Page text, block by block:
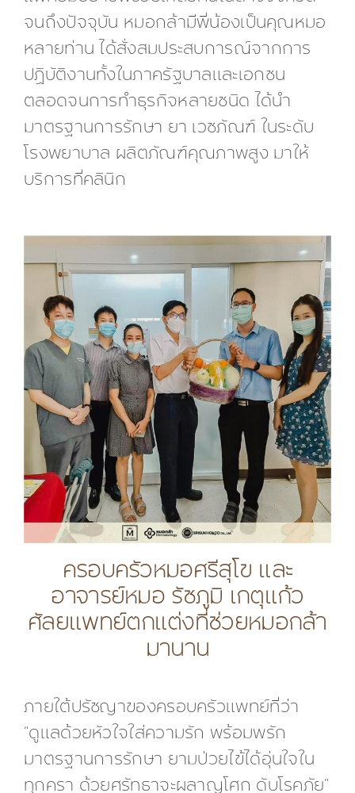
จนถึงปัจจุบัน หมอกล้ามีพี่น้องเป็นคุณหมอ
หลายท่าน ได้สั่งสมประสบการณ์จากการ
ปฏิบัติงานทั้งในภาครัฐบาลและเอกชน
ตลอดจนการทำธุรกิจหลายชนิด ได้นำ
มาตรฐานการรักษา ยา เวชภัณฑ์ ในระดับ
โรงพยาบาล ผลิตภัณฑ์คุณภาพสูง มาให้
บริการที่คลินิก
ครอบครัวหมอศรีสุโข และ
อาจารย์หมอ รัชภูมิ เกตุแก้ว
ศัลยแพทย์ตกแต่งที่ช่วยหมอกล้า
มานาน
ภายใต้ปรัชญาของครอบครัวแพทย์ที่ว่า
“ดูแลด้วยหัวใจใส่ความรัก พร้อมพรัก
มาตรฐานการรักษา ยามป่วยไข้ได้อุ่นใจใน
ทุกครา ด้วยศรัทธาจะผลาญโศก ดับโรคภัย”